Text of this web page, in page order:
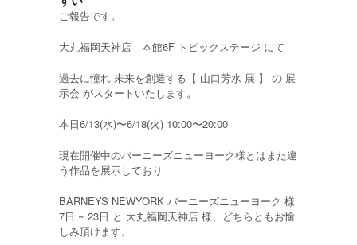
ご報告です。
大丸福岡天神店 本館6F トピックステージ にて
過去に憧れ 未来を創造する【 山口芳水 展 】 の 展
示会 がスタートいたします。
本日6/13(水)〜6/18(火) 10:00〜20:00
現在開催中のバーニーズニューヨーク様とはまた違
う作品を展示しており
BARNEYS NEWYORK バーニーズニューヨーク 様
7日 ~ 23日 と 大丸福岡天神店 様、どちらともお愉
しみ頂けます。